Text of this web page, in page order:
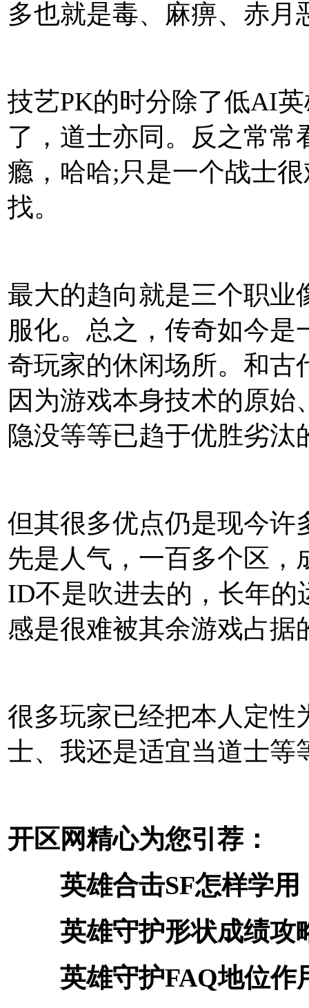
多也就是毒、麻痹、赤月
技艺PK的时分除了低AI
了，道士亦同。反之常常
瘾，哈哈;只是一个战士
找。
最大的趋向就是三个职业
服化。总之，传奇如今
奇玩家的休闲场所。和古
因为游戏本身技术的原
隐没等等已趋于优胜劣汰
但其很多优点仍是现今许
先是人气，一百多个区，
ID不是吹进去的，长年
感是很难被其余游戏占据
很多玩家已经把本人定性
士、我还是适宜当道士等
开区网精心为您引荐 ：
英雄合击SF怎样学用
英雄守护形状成绩攻
英雄守护FAQ地位作